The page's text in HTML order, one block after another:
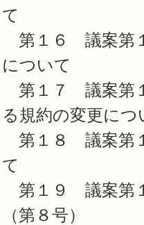
第１６ 議案第
につ
第１７ 議案第
る規約の変更に
第１８ 議案第
第１９ 議案第
（第８